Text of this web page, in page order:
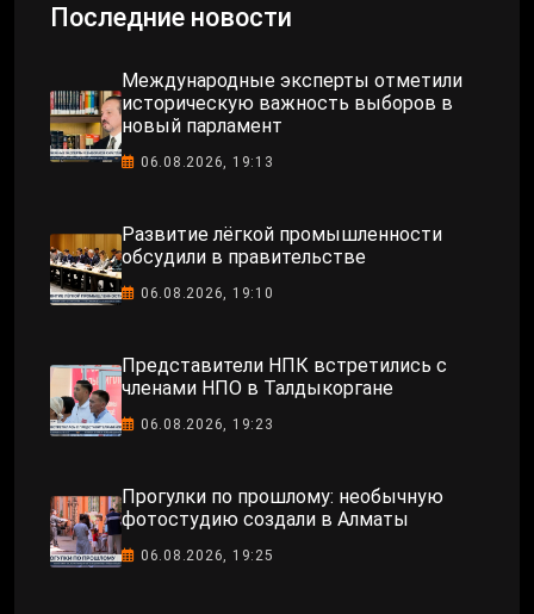
Последние новости
Международные эксперты отметили
историческую важность выборов в
новый парламент
06.08.2026, 19:13
Развитие лёгкой промышленности
обсудили в правительстве
06.08.2026, 19:10
Представители НПК встретились с
членами НПО в Талдыкоргане
06.08.2026, 19:23
Прогулки по прошлому: необычную
фотостудию создали в Алматы
06.08.2026, 19:25